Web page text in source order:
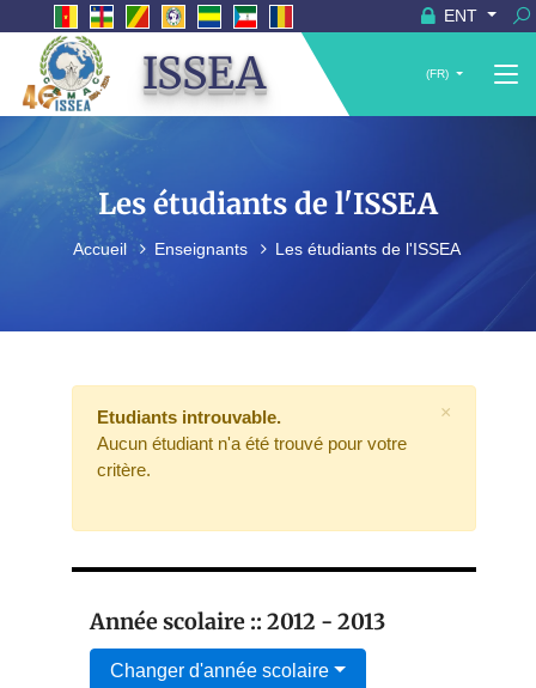
ENT
ISSEA (FR)
Les étudiants de l'ISSEA
Accueil Enseignants Les étudiants de l'ISSEA
Etudiants introuvable.
Aucun étudiant n'a été trouvé pour votre
critère.
×
Année scolaire :: 2012 - 2013
Changer d'année scolaire